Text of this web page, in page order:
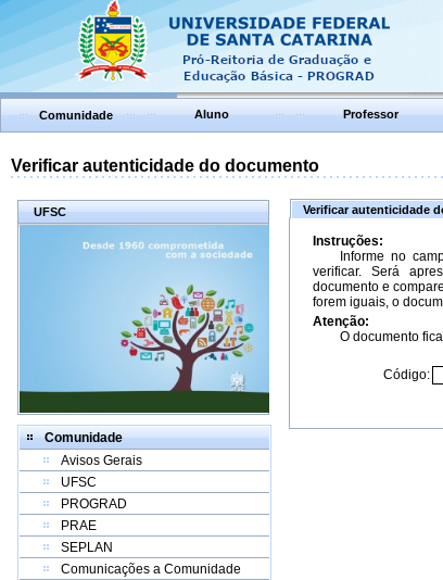
Comunidade Aluno Professor
Verificar autenticidade do documento
UFSC
Comunidade
Avisos Gerais
UFSC
PROGRAD
PRAE
SEPLAN
Comunicações a Comunidade
Verificar autenticidade
Instruções:
Informe no
verificar. Será
documento e
forem iguais, o
Atenção:
O documento
Código: